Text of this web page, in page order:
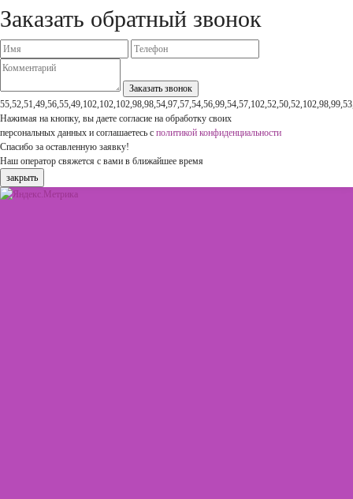
Заказать обратный звонок
Нажимая на кнопку, вы даете согласие на обработку своих
персональных данных и соглашаетесь с политикой конфиденциальности
Спасибо за оставленную заявку!
Наш оператор свяжется с вами в ближайшее время
закрыть